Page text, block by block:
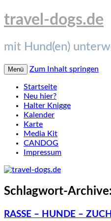
travel-dogs.de
mit Hund(en)
Menü Zum Inhalt springen
Startseite
Neu hier?
Halter Knigge
Kalender
Karte
Media Kit
CANDOG
Impressum
Schlagwort-Archive:
RASSE – HUNDE –